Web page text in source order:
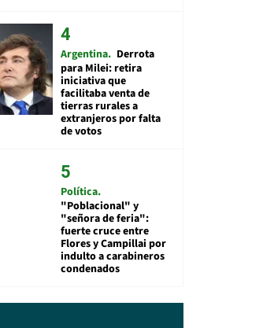
Argentina Derrota
para Milei: retira
iniciativa que
facilitaba venta de
tierras rurales a
extranjeros por falta
de votos
Política
"Poblacional" y
"señora de feria":
fuerte cruce entre
Flores y Campillai por
indulto a carabineros
condenados